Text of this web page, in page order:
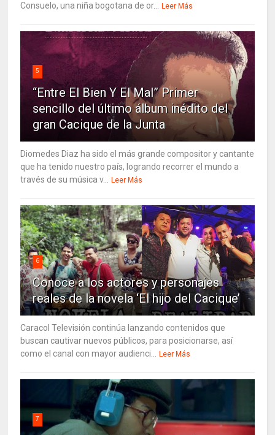
Consuelo, una niña bogotana de or... Leer Más
5
“Entre El Bien Y El Mal” Primer
sencillo del último álbum inédito del
gran Cacique de la Junta
Diomedes Diaz ha sido el más grande compositor y cantante
que ha tenido nuestro país, logrando recorrer el mundo a
través de su música v... Leer Más
6
Conoce a los actores y personajes
reales de la novela ‘El hijo del Cacique’
Caracol Televisión continúa lanzando contenidos que
buscan cautivar nuevos públicos, para posicionarse, así
como el canal con mayor audienci... Leer Más
7